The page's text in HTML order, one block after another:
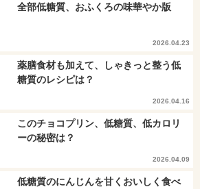
全部低糖質、おふくろの味華やか版
2026.04.23
薬膳食材も加えて、しゃきっと整う低
糖質のレシピは？
2026.04.16
このチョコプリン、低糖質、低カロリ
ーの秘密は？
2026.04.09
低糖質のにんじんを甘くおいしく食べ